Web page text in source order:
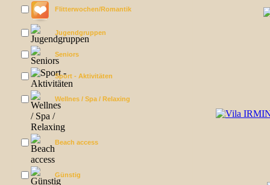
Flitterwochen/Romantik
Jugendgruppen
Seniors
Sport - Aktivitäten
Wellnes / Spa / Relaxing
Beach access
Günstig